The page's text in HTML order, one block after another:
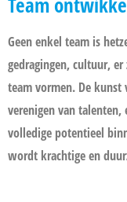
Geen enkel team is
gedragingen, cultuur,
team vormen. De
verenigen van talenten,
volledige potentieel
wordt krachtige en